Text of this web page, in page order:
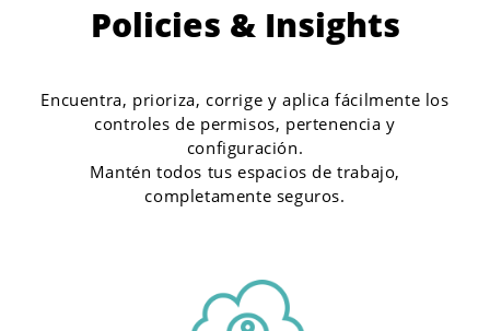
Policies & Insights
Encuentra, prioriza, corrige y aplica fácilmente los
controles de permisos, pertenencia y
configuración.
Mantén todos tus espacios de trabajo,
completamente seguros.